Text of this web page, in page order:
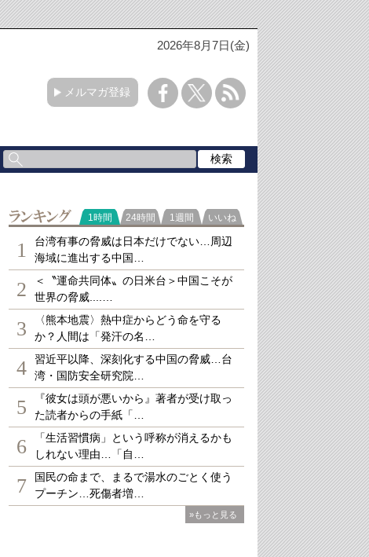
2026年8月7日(金)
メルマガ登録
ランキング
1時間 24時間 1週間 いいね
1
台湾有事の脅威は日本だけでない…周辺
海域に進出する中国…
2
＜〝運命共同体〟の日米台＞中国こそが
世界の脅威....…
3
〈熊本地震〉熱中症からどう命を守る
か？人間は「発汗の名…
4
習近平以降、深刻化する中国の脅威…台
湾・国防安全研究院…
5
『彼女は頭が悪いから』著者が受け取っ
た読者からの手紙「…
6
「生活習慣病」という呼称が消えるかも
しれない理由…「自…
7
国民の命まで、まるで湯水のごとく使う
プーチン…死傷者増…
»もっと見る